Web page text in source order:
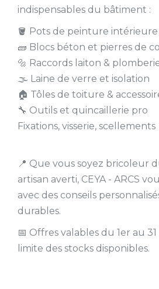
indispensables du bâtiment :
🪣 Pots de peinture
🧱 Blocs béton et pierres de
🔩 Raccords laiton &
🌫️ Laine de verre et isolation
🏠 Tôles de toiture &
🔧 Outils et quincaillerie pro
Fixations, visserie, scellements
📍 Que vous soyez bricoleur
artisan averti, CEYA - ARCS
avec des conseils
durables.
📅 Offres valables du 1er au
limite des stocks disponibles.